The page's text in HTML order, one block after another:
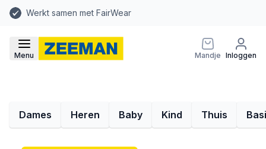
Werkt samen met FairWear
Menu Mandje Inloggen
Dames Heren Baby Kind Thuis